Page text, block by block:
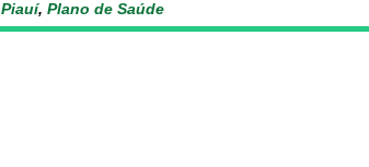
Piauí, Plano de Saúde